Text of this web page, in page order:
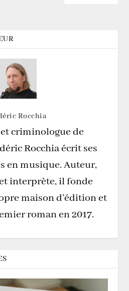
Rocchia
criminologue de
Rocchia écrit ses
en musique. Auteur,
interprète, il fonde
maison d’édition et
roman en 2017.